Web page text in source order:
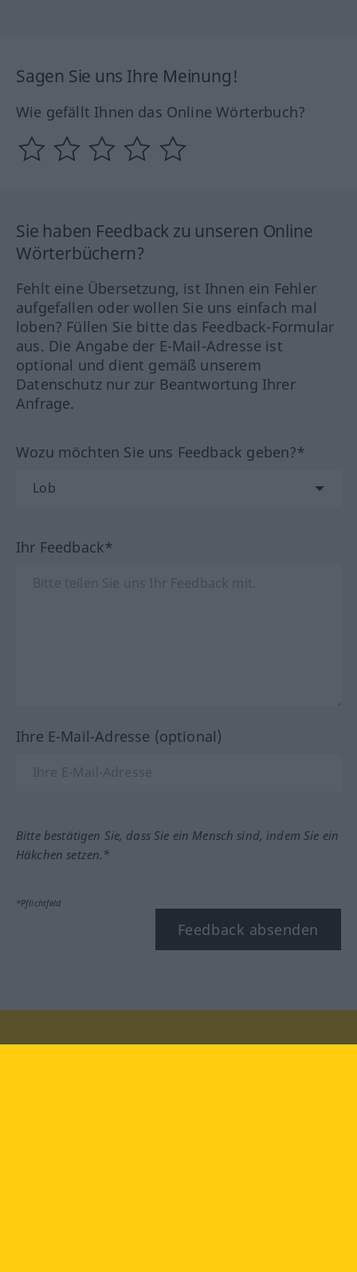
Sagen Sie uns Ihre Meinung!
Wie gefällt Ihnen das Online Wörterbuch?
Sie haben Feedback zu unseren Online
Wörterbüchern?
Fehlt eine Übersetzung, ist Ihnen ein Fehler
aufgefallen oder wollen Sie uns einfach mal
loben? Füllen Sie bitte das Feedback-Formular
aus. Die Angabe der E-Mail-Adresse ist
optional und dient gemäß unserem
Datenschutz nur zur Beantwortung Ihrer
Anfrage.
Wozu möchten Sie uns Feedback geben?*
Ihr Feedback*
Ihre E-Mail-Adresse (optional)
Bitte bestätigen Sie, dass Sie ein Mensch sind, indem Sie ein
Häkchen setzen.*
*Pflichtfeld
Feedback absenden